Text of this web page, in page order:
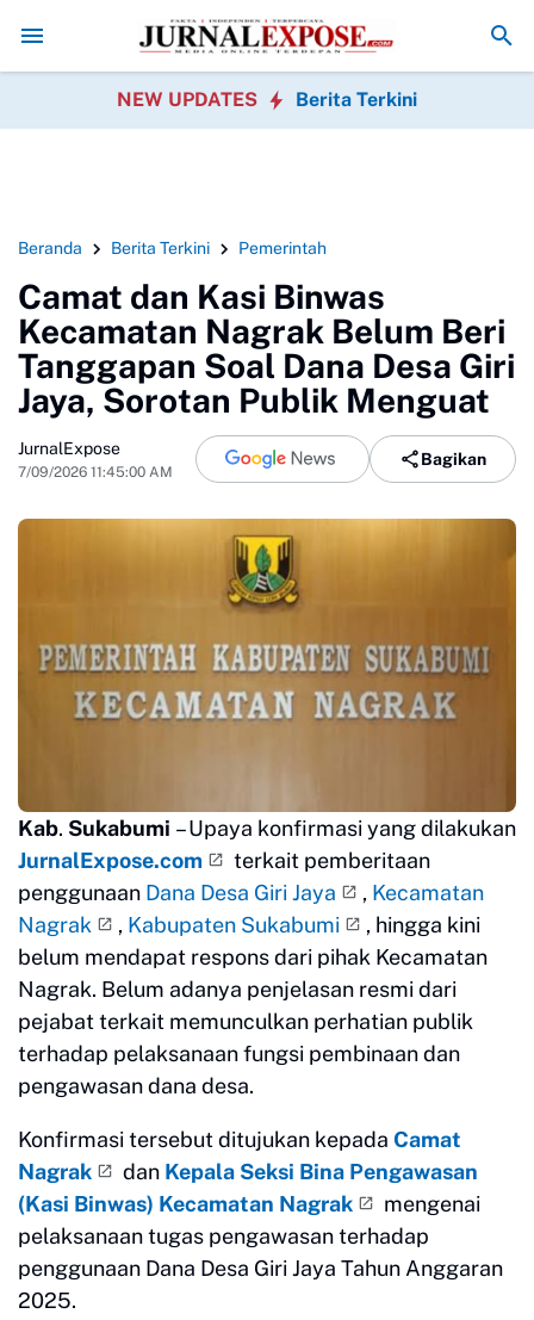
Orang Tua Tiga SDN Keluhkan Menu MBG Sukabumi
NEW UPDATES Berita Terkini
Beranda Berita Terkini Pemerintah
Camat dan Kasi Binwas
Kecamatan Nagrak Belum Beri
Tanggapan Soal Dana Desa Giri
Jaya, Sorotan Publik Menguat
JurnalExpose
7/09/2026 11:45:00 AM
Bagikan
Kab. Sukabumi – Upaya konfirmasi yang dilakukan
JurnalExpose.com
terkait pemberitaan
penggunaan Dana Desa Giri Jaya , Kecamatan
Nagrak
, Kabupaten Sukabumi
, hingga kini
belum mendapat respons dari pihak Kecamatan
Nagrak. Belum adanya penjelasan resmi dari
pejabat terkait memunculkan perhatian publik
terhadap pelaksanaan fungsi pembinaan dan
pengawasan dana desa.
Konfirmasi tersebut ditujukan kepada Camat
Nagrak
dan Kepala Seksi Bina Pengawasan
(Kasi Binwas) Kecamatan Nagrak
mengenai
pelaksanaan tugas pengawasan terhadap
penggunaan Dana Desa Giri Jaya Tahun Anggaran
2025.